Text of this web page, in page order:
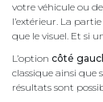
votre véhicule ou
l’extérieur. La
que le visuel. Et si
L’option côté
classique ainsi
résultats sont